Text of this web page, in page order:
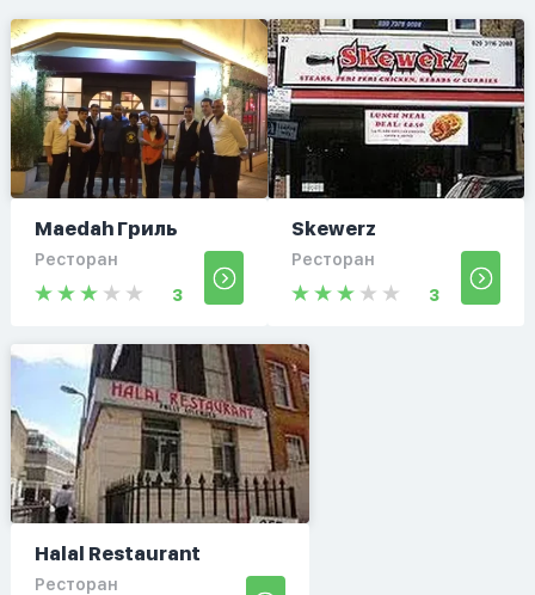
Maedah Гриль
Ресторан
3
Skewerz
Ресторан
3
Halal Restaurant
Ресторан